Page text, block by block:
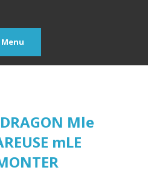
Menu
Mle
mLE